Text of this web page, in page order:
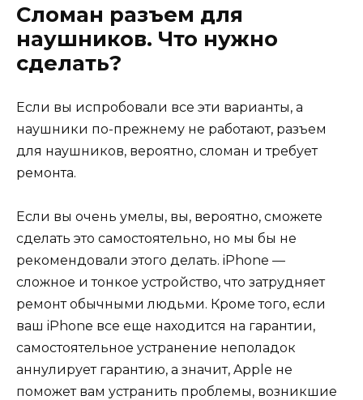
Сломан разъем для
наушников. Что нужно
сделать?
Если вы испробовали все эти варианты, а
наушники по-прежнему не работают, разъем
для наушников, вероятно, сломан и требует
ремонта.
Если вы очень умелы, вы, вероятно, сможете
сделать это самостоятельно, но мы бы не
рекомендовали этого делать. iPhone —
сложное и тонкое устройство, что затрудняет
ремонт обычными людьми. Кроме того, если
ваш iPhone все еще находится на гарантии,
самостоятельное устранение неполадок
аннулирует гарантию, а значит, Apple не
поможет вам устранить проблемы, возникшие